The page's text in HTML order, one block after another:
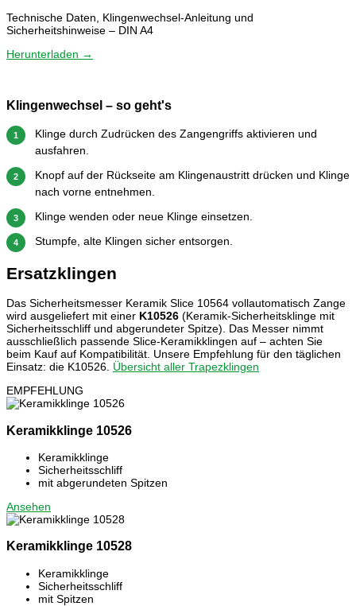
Technische Daten, Klingenwechsel-Anleitung und
Sicherheitshinweise – DIN A4
Herunterladen →
Klingenwechsel – so geht's
1
Klinge durch Zudrücken des Zangengriffs aktivieren und
ausfahren.
2
Knopf auf der Rückseite am Klingenaustritt drücken und Klinge
nach vorne entnehmen.
3 Klinge wenden oder neue Klinge einsetzen.
4 Stumpfe, alte Klingen sicher entsorgen.
Ersatzklingen
Das Sicherheitsmesser Keramik Slice 10564 vollautomatisch Zange
wird ausgeliefert mit einer K10526 (Keramik-Sicherheitsklinge mit
Sicherheitsschliff und abgerundeter Spitze). Das Messer nimmt
ausschließlich passende Slice-Keramikklingen auf – achten Sie
beim Kauf auf Kompatibilität. Unsere Empfehlung für den täglichen
Einsatz: die K10526. Übersicht aller Trapezklingen
EMPFEHLUNG
Keramikklinge 10526
Keramikklinge
Sicherheitsschliff
mit abgerundeten Spitzen
Ansehen
Keramikklinge 10528
Keramikklinge
Sicherheitsschliff
mit Spitzen